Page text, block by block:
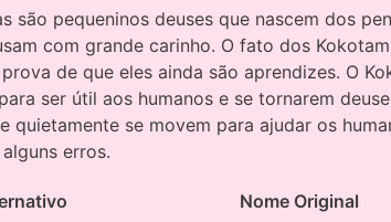
são pequeninos deuses que nascem dos
com grande carinho. O fato dos
de que eles ainda são aprendizes. O
ser útil aos humanos e se tornarem
quietamente se movem para ajudar os
erros.
Nome Original